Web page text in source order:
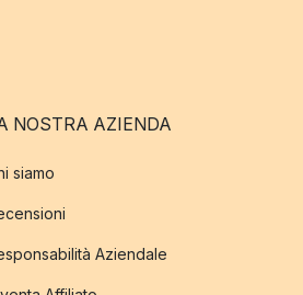
NOSTRA AZIENDA
siamo
Aziendale